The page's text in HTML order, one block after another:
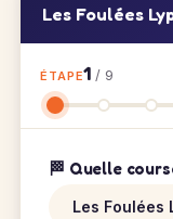
Les Foulées
ÉTAPE1 / 9
🏁 Quelle
Les Foulées